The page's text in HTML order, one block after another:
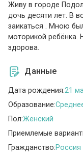
Живу в городе
дочь десяти лет. В
заикаться . Мною
моторикой
здорова.
Данные
Дата рождения:21
Образование:
Пол:Женский
Приемлемые
Гражданство:Россия